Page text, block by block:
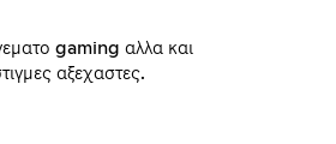
gaming αλλα και
αξεχαστες.